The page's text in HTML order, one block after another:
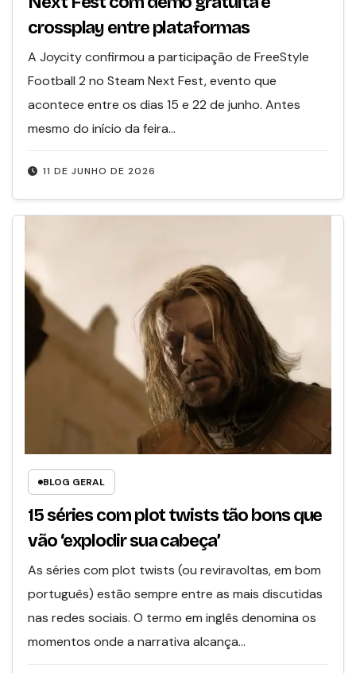
crossplay entre plataformas
11 DE JUNHO DE 2026
A Joycity confirmou a participação de FreeStyle
Football 2 no Steam Next Fest, evento que
acontece entre os dias 15 e 22 de junho. Antes
mesmo do início da feira…
BLOG GERAL
15 séries com plot twists tão bons que
vão ‘explodir sua cabeça’
As séries com plot twists (ou reviravoltas, em bom
português) estão sempre entre as mais discutidas
nas redes sociais. O termo em inglês denomina os
momentos onde a narrativa alcança…